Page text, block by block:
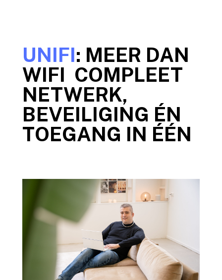
UNIFI: MEER DAN
WIFI COMPLEET
NETWERK,
BEVEILIGING ÉN
TOEGANG IN ÉÉN